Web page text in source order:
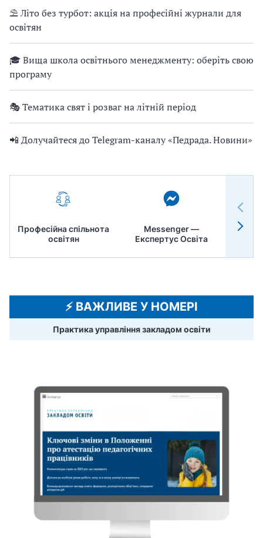
⛱ Літо без турбот: акція на професійні журнали для
освітян
🎓 Вища школа освітнього менеджменту: оберіть свою
програму
🎭 Тематика свят і розваг на літній період
📲 Долучайтеся до Telegram-каналу «Педрада. Новини»
Професійна спільнота
освітян
Messenger —
Експертус Освіта
⚡️ ВАЖЛИВЕ У НОМЕРІ
Практика управління закладом освіти